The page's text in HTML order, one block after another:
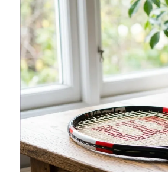
USAVRŠAVANJE
KNOW-HOW WELLBEING
KNOW-HOW WELLBEING